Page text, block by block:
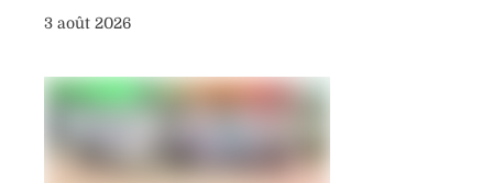
3 août 2026